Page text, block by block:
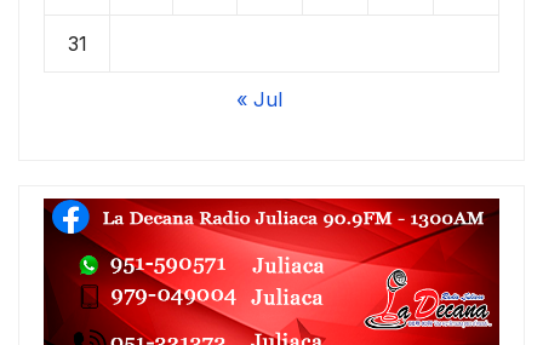
31
« Jul